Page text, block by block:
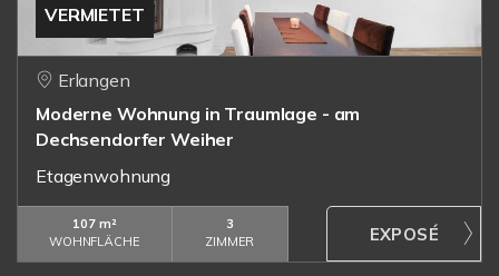
VERMIETET
Erlangen
Moderne Wohnung in Traumlage - am
Dechsendorfer Weiher
Etagenwohnung
107 m²
WOHNFLÄCHE
3
ZIMMER